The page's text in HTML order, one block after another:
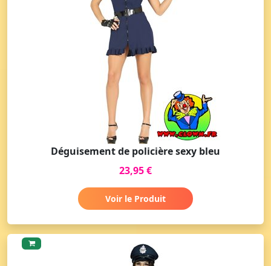
Déguisement de policière sexy bleu
23,95 €
Voir le Produit